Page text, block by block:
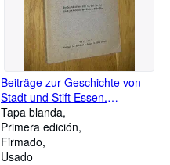
Beiträge zur Geschichte von
Stadt und Stift Essen.
Sechsunddreissigstes (36.)
Heft. (Zu Wilhelm Grevels 80.
Geburts-Tage) (signiert)
Tapa blanda
Primera edición
Firmado
Usado